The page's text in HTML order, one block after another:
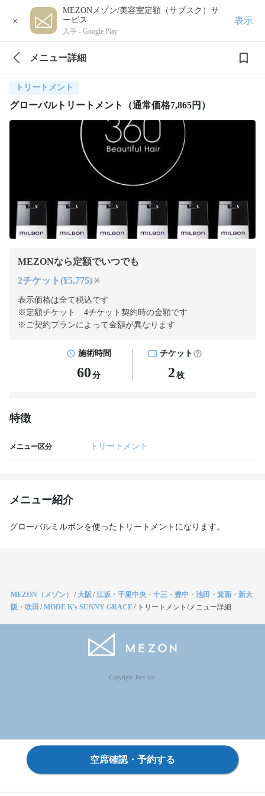
×
MEZONメゾン/美容室定額（サブスク）サ
ービス
入手 - Google Play
表示
メニュー詳細
トリートメント
グローバルトリートメント（通常価格7,865円）
MEZONなら定額でいつでも
2チケット(¥5,775) ※
表示価格は全て税込です
※定額チケット 4チケット契約時の金額です
※ご契約プランによって金額が異なります
施術時間
60 分
チケット
2 枚
特徴
メニュー区分 トリートメント
メニュー紹介
グローバルミルボンを使ったトリートメントになります。
MEZON（メゾン） /大阪 /江坂・千里中央・十三・豊中・池田・箕面・新大
阪・吹田 /MODE K's SUNNY GRACE/ トリートメント/メニュー詳細
Copyright Jocy inc.
空席確認・予約する